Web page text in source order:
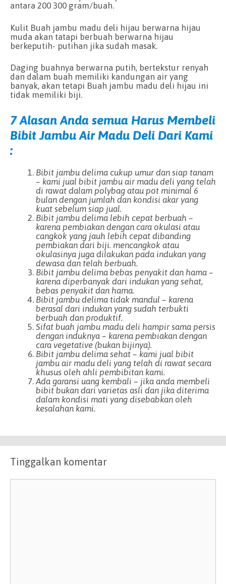
antara 200 300 gram/buah.
Kulit Buah jambu madu deli hijau berwarna hijau
muda akan tatapi berbuah berwarna hijau
berkeputih- putihan jika sudah masak.
Daging buahnya berwarna putih, bertekstur renyah
dan dalam buah memiliki kandungan air yang
banyak, akan tetapi Buah jambu madu deli hijau ini
tidak memiliki biji.
7 Alasan Anda semua Harus Membeli
Bibit Jambu Air Madu Deli Dari Kami
:
Bibit jambu delima cukup umur dan siap tanam
– kami jual bibit jambu air madu deli yang telah
di rawat dalam polybag atau pot minimal 6
bulan dengan jumlah dan kondisi akar yang
kuat sebelum siap jual.
Bibit jambu delima lebih cepat berbuah –
karena pembiakan dengan cara okulasi atau
cangkok yang jauh lebih cepat dibanding
pembiakan dari biji. mencangkok atau
okulasinya juga dilakukan pada indukan yang
dewasa dan telah berbuah.
Bibit jambu delima bebas penyakit dan hama –
karena diperbanyak dari indukan yang sehat,
bebas penyakit dan hama.
Bibit jambu delima tidak mandul – karena
berasal dari indukan yang sudah terbukti
berbuah dan produktif.
Sifat buah jambu madu deli hampir sama persis
dengan induknya – karena pembiakan dengan
cara vegetative (bukan bijinya).
Bibit jambu delima sehat – kami jual bibit
jambu air madu deli yang telah di rawat secara
khusus oleh ahli pembibitan kami.
Ada garansi uang kembali – jika anda membeli
bibit bukan dari varietas asli dan jika diterima
dalam kondisi mati yang disebabkan oleh
kesalahan kami.
Tinggalkan komentar